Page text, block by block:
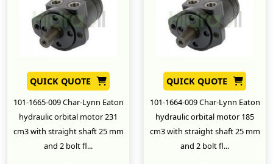
QUICK QUOTE
101-1665-009 Char-Lynn Eaton
hydraulic orbital motor 231
cm3 with straight shaft 25 mm
and 2 bolt fl...
QUICK QUOTE
101-1664-009 Char-Lynn Eaton
hydraulic orbital motor 185
cm3 with straight shaft 25 mm
and 2 bolt fl...